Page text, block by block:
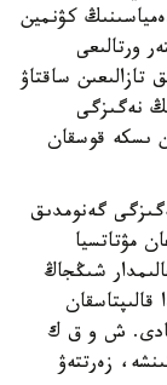
كۋنمين
ورتالىعى
ساقتاۋ
نەگىزگى
ىسكە قوسقان
گەنومدىق
مۋتاتسيا
شىڭجاڭ
ش و ق ك
زەرتتەۋ